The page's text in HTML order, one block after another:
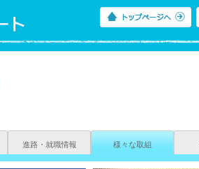
進路・就職情報 様々な取組